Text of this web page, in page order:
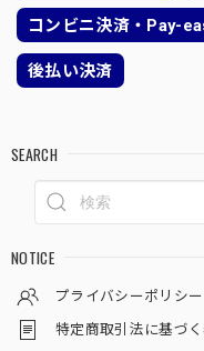
コンビニ決済・Pay-
後払い決済
SEARCH
NOTICE
プライバシーポリシー
特定商取引法に基づ